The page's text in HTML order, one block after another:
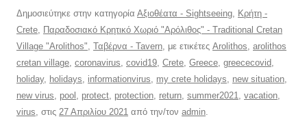
Δημοσιεύτηκε στην κατηγορία Αξιοθέατα - Sightseeing, Κρήτη -
Crete, Παραδοσιακό Κρητικό Χωριό "Αρόλιθος" - Traditional Cretan
Village "Arolithos", Ταβέρνα - Tavern, με ετικέτες Arolithos, arolithos
cretan village, coronavirus, covid19, Crete, Greece, greececovid,
holiday, holidays, informationvirus, my crete holidays, new situation,
new virus, pool , protect, protection, return, summer2021, vacation,
virus, στις 27 Απριλίου 2021 από την/τον admin.